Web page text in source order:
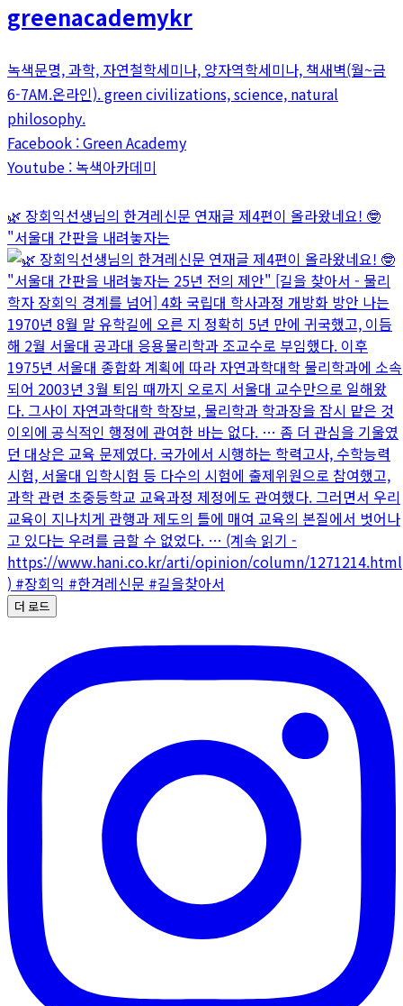
greenacademykr
녹색문명, 과학, 자연철학세미나, 양자역학세미나, 책새벽(월~금
6-7AM.온라인). green civilizations, science, natural
philosophy.
Facebook : Green Academy
Youtube : 녹색아카데미
🌿 장회익선생님의 한겨레신문 연재글 제4편이 올라왔네요! 🤓
"서울대 간판을 내려놓자는
더 로드